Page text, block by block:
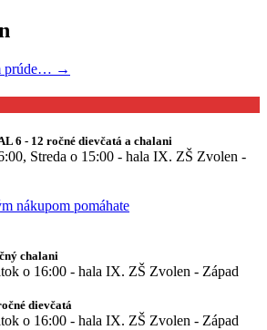
prúde… →
6 - 12 ročné dievčatá a chalani
Streda o 15:00 - hala IX. ZŠ Zvolen -
chalani
o 16:00 - hala IX. ZŠ Zvolen - Západ
dievčatá
o 16:00 - hala IX. ZŠ Zvolen - Západ